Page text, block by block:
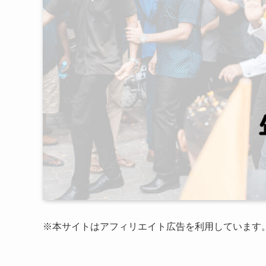
※本サイトはアフィリエイト広告を利用しています